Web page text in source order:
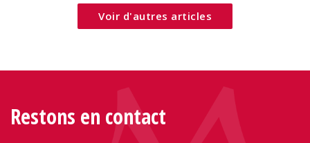
Voir d'autres articles
Restons en contact